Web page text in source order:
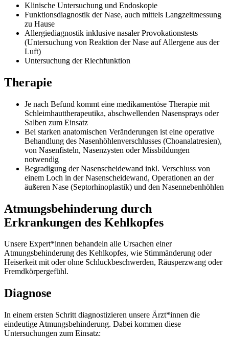
Klinische Untersuchung und Endoskopie
Funktionsdiagnostik der Nase, auch mittels Langzeitmessung
zu Hause
Allergiediagnostik inklusive nasaler Provokationstests
(Untersuchung von Reaktion der Nase auf Allergene aus der
Luft)
Untersuchung der Riechfunktion
Therapie
Je nach Befund kommt eine medikamentöse Therapie mit
Schleimhauttherapeutika, abschwellenden Nasensprays oder
Salben zum Einsatz
Bei starken anatomischen Veränderungen ist eine operative
Behandlung des Nasenhöhlenverschlusses (Choanalatresien),
von Nasenfisteln, Nasenzysten oder Missbildungen
notwendig
Begradigung der Nasenscheidewand inkl. Verschluss von
einem Loch in der Nasenscheidewand, Operationen an der
äußeren Nase (Septorhinoplastik) und den Nasennebenhöhlen
Atmungsbehinderung durch
Erkrankungen des Kehlkopfes
Unsere Expert*innen behandeln alle Ursachen einer
Atmungsbehinderung des Kehlkopfes, wie Stimmänderung oder
Heiserkeit mit oder ohne Schluckbeschwerden, Räusperzwang oder
Fremdkörpergefühl.
Diagnose
In einem ersten Schritt diagnostizieren unsere Ärzt*innen die
eindeutige Atmungsbehinderung. Dabei kommen diese
Untersuchungen zum Einsatz: